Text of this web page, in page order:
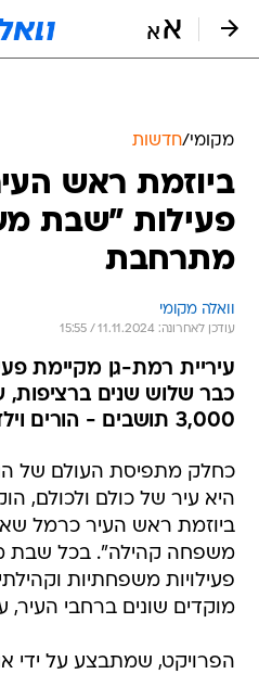
מקומי/חדשות
ביוזמת ראש
פעילות "שבת
מתרחבת
וואלה מקומי
עודכן לאחרונה: 11.11.2024 / 15:55
עיריית רמת-גן מקיימת
כבר שלוש שנים
3,000 תושבים - הורים וילדים בחודש
כחלק מתפיסת העולם של
היא עיר של כולם ולכולם,
ביוזמת ראש העיר כרמל
משפחה קהילה". בכל שבת
פעילויות משפחתיות
מוקדים שונים ברחבי העיר,
הפרויקט, שמתבצע על ידי